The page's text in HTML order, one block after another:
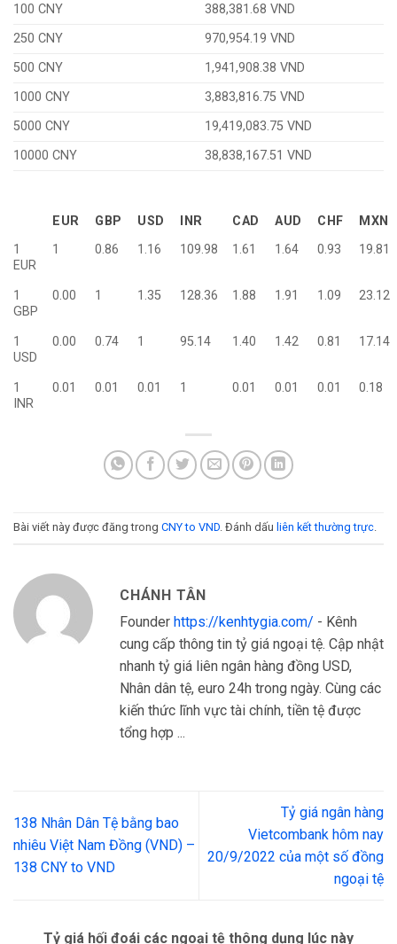
100 CNY
388,381.68 VND
250 CNY
970,954.19 VND
500 CNY
1,941,908.38 VND
1000 CNY
3,883,816.75 VND
5000 CNY
19,419,083.75 VND
10000 CNY
38,838,167.51 VND
EUR GBP USD INR CAD AUD CHF
MXN
1
EUR
1 0.86 1.16 109.98 1.61 1.64 0.93 19.81
1
GBP
0.00 1 1.35 128.36 1.88 1.91 1.09 23.12
1
USD
0.00 0.74 1 95.14 1.40 1.42 0.81 17.14
1
INR
0.01 0.01 0.01 1 0.01 0.01 0.01 0.18
Bài viết này được đăng trong CNY to VND. Đánh dấu liên kết thường trực.
CHÁNH TÂN
Founder https://kenhtygia.com/ - Kênh
cung cấp thông tin tỷ giá ngoại tệ. Cập nhật
nhanh tỷ giá liên ngân hàng đồng USD,
Nhân dân tệ, euro 24h trong ngày. Cùng các
kiến thức lĩnh vực tài chính, tiền tệ được
tổng hợp ...
138 Nhân Dân Tệ bằng bao
nhiêu Việt Nam Đồng (VND) –
138 CNY to VND
Tỷ giá ngân hàng
Vietcombank hôm nay
20/9/2022 của một số đồng
ngoại tệ
Tỷ giá hối đoái các ngoại tệ thông dụng lúc này